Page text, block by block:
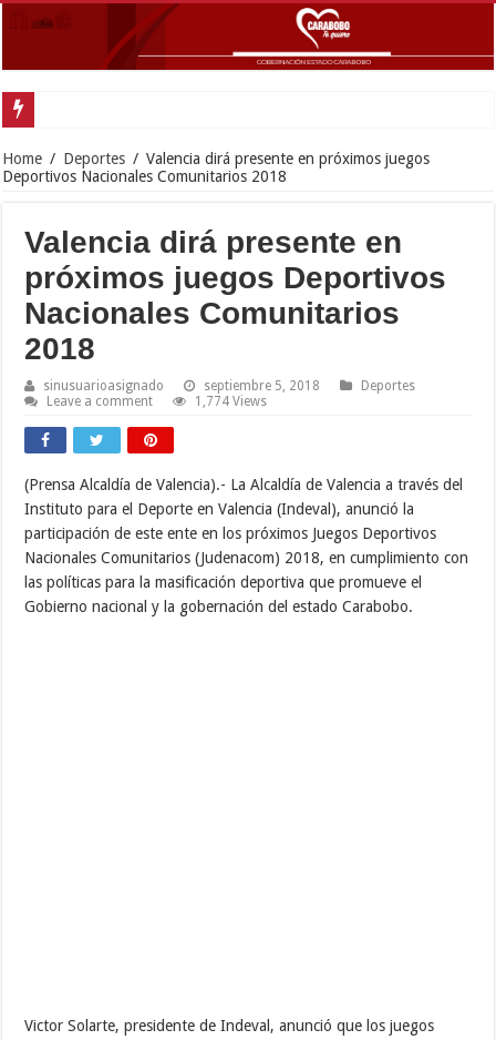
Home / Deportes / Valencia dirá presente en próximos juegos
Deportivos Nacionales Comunitarios 2018
Valencia dirá presente en
próximos juegos Deportivos
Nacionales Comunitarios
2018
sinusuarioasignado septiembre 5, 2018
Deportes
Leave a comment
1,774 Views
(Prensa Alcaldía de Valencia).- La Alcaldía de Valencia a través del
Instituto para el Deporte en Valencia (Indeval), anunció la
participación de este ente en los próximos Juegos Deportivos
Nacionales Comunitarios (Judenacom) 2018, en cumplimiento con
las políticas para la masificación deportiva que promueve el
Gobierno nacional y la gobernación del estado Carabobo.
Victor Solarte, presidente de Indeval, anunció que los juegos